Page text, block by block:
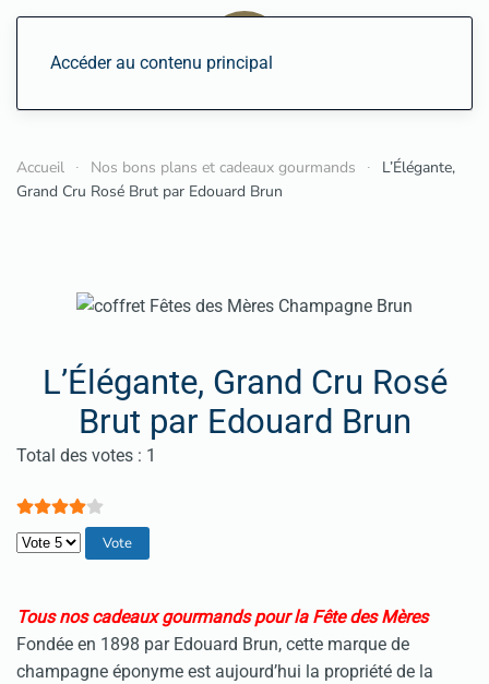
Accéder au contenu principal
Accueil Nos bons plans et cadeaux gourmands
L’Élégante,
Grand Cru Rosé Brut par Edouard Brun
L’Élégante, Grand Cru Rosé
Brut par Edouard Brun
Vote utilisateur:4/
Total des votes : 1
Veuillez voter
Tous nos cadeaux gourmands pour la Fête des Mères
Fondée en 1898 par Edouard Brun, cette marque de
champagne éponyme est aujourd’hui la propriété de la